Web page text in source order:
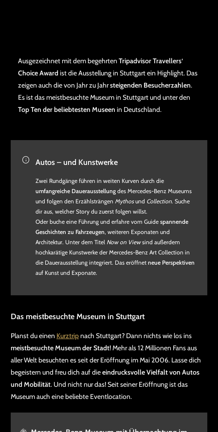
Ausgezeichnet mit dem begehrten Tripadvisor Travellers‘
Choice Awardist die Ausstellung in Stuttgart ein Highlight. Das
zeigen auch die von Jahr zu Jahrsteigenden Besucherzahlen.
Es ist das meistbesuchte Museum in Stuttgart und unter den
Top Ten der beliebtesten Museen in Deutschland.
Autos – und Kunstwerke
Zwei Rundgänge führen in weiten Kurven durch die
umfangreiche Dauerausstellung des Mercedes-Benz Museums
und folgen den Erzählsträngen Mythosund Collection. Suche
dir aus, welcher Story du zuerst folgen willst.
Oder buche eine Führung und erfahre vom Guide spannende
Geschichten zu Fahrzeugen, weiteren Exponaten und
Architektur. Unter dem Titel Now on Viewsind außerdem
hochkarätige Kunstwerke der Mercedes-Benz Art Collection in
die Dauerausstellung integriert. Das eröffnet neue Perspektiven
auf Kunst und Exponate.
Das meistbesuchte Museum in Stuttgart
Planst du einen Kurztripnach Stuttgart? Dann nichts wie los ins
meistbesuchte Museum der Stadt! Mehr als 12 Millionen Fans aus
aller Welt besuchten es seit der Eröffnung im Mai 2006. Lasse dich
begeistern und freu dich auf dieeindrucksvolle Vielfalt von Autos
und Mobilität. Und nicht nur das! Seit seiner Eröffnung ist das
Museum auch eine beliebte Eventlocation.